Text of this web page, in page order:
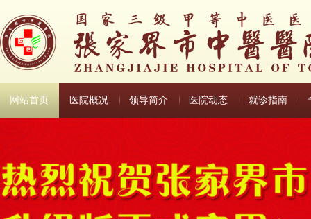
网站首页 医院概况 领导简介 医院动态 就诊指南